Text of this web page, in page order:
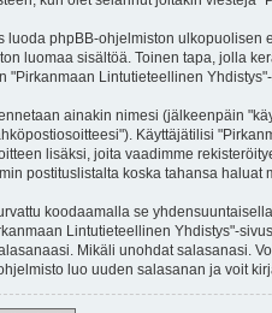
luoda phpBB-ohjelmiston ulkopuolisen
luomaa sisältöä. Toinen tapa, jolla
"Pirkanmaan Lintutieteellinen
ainakin nimesi (jälkeenpäin
Käyttäjätilisi
lisäksi, joita vaadimme
postituslistalta koska tahansa haluat
koodaamalla se
Lintutieteellinen Yhdistys"-
Mikäli unohdat salasanasi.
luo uuden salasanan ja voit